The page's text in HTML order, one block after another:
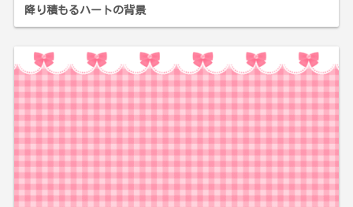
降り積もるハートの背景